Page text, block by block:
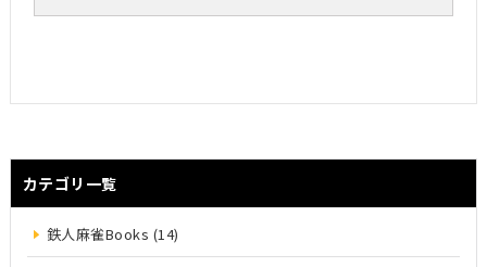
カテゴリ一覧
鉄人麻雀Books (14)